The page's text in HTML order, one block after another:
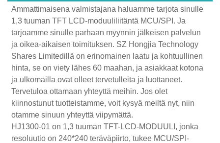
Ammattimaisena valmistajana haluamme tarjota sinulle
1,3 tuuman TFT LCD-moduuliliitäntä MCU/SPI. Ja
tarjoamme sinulle parhaan myynnin jälkeisen palvelun
ja oikea-aikaisen toimituksen. SZ Hongjia Technology
Shares Limitedillä on erinomainen laatu ja kohtuullinen
hinta, se on viety lähes 60 maahan, ja asiakkaat kotona
ja ulkomailla ovat olleet tervetulleita ja luottaneet.
Tervetuloa ottamaan yhteyttä meihin. Jos olet
kiinnostunut tuotteistamme, voit kysyä meiltä nyt, niin
otamme sinuun yhteyttä viipymättä.
HJ1300-01 on 1,3 tuuman TFT-LCD-MODUULI, jonka
resoluutio on 240*240 teräväpiirto, tukee MCU/SPI-